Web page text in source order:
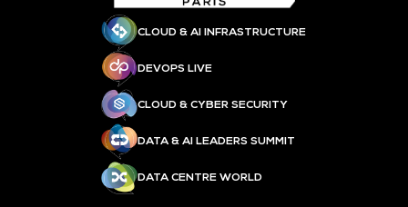
CLOUD & AI INFRASTRUCTURE
DEVOPS LIVE
CLOUD & CYBER SECURITY
DATA & AI LEADERS SUMMIT
DATA CENTRE WORLD